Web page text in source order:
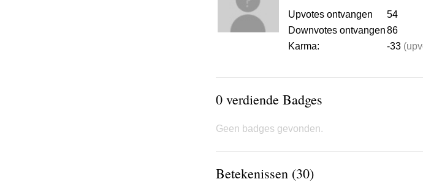
Upvotes ontvangen
54
Downvotes ontvangen86
Karma:
-33
0 verdiende Badges
Geen badges gevonden.
Betekenissen (30)